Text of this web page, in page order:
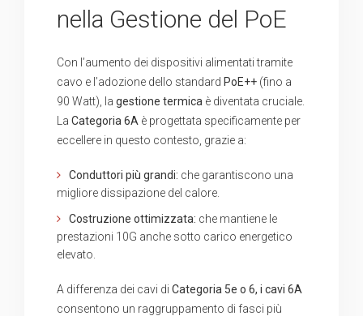
nella Gestione del PoE
Con l’aumento dei dispositivi alimentati tramite
cavo e l’adozione dello standard PoE++ (fino a
90 Watt), la gestione termica è diventata cruciale.
La Categoria 6A è progettata specificamente per
eccellere in questo contesto, grazie a:
Conduttori più grandi: che garantiscono una
migliore dissipazione del calore.
Costruzione ottimizzata: che mantiene le
prestazioni 10G anche sotto carico energetico
elevato.
A differenza dei cavi di Categoria 5e o 6, i cavi 6A
consentono un raggruppamento di fasci più